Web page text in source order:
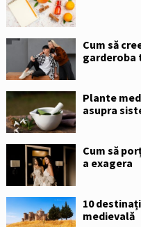
Cum să
garderoba
Plante
asupra
Cum să
a exagera
10
medievală